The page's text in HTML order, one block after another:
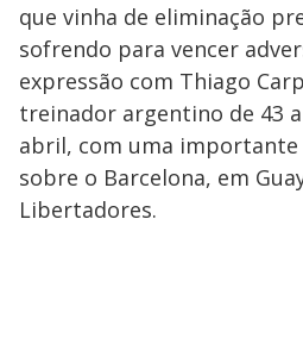
que vinha de eliminação
sofrendo para vencer
expressão com Thiago
treinador argentino de 43
abril, com uma
sobre o Barcelona, em
Libertadores.